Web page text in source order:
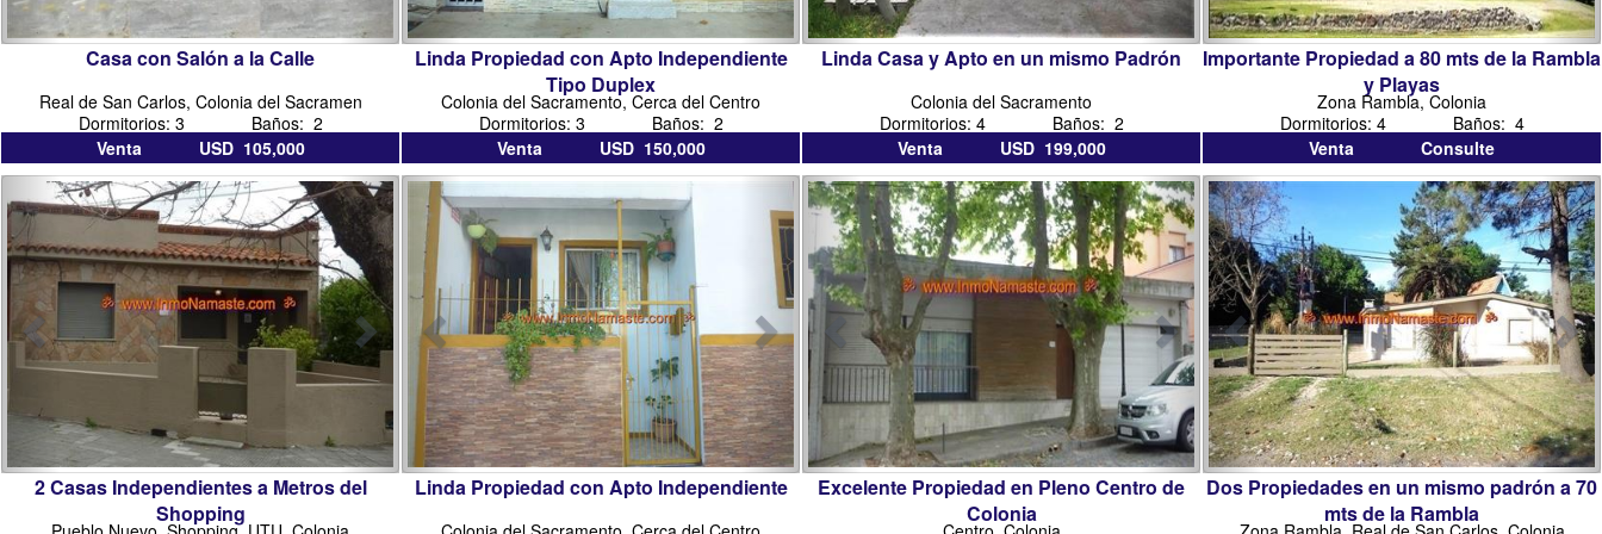
Casa con Salón a la Calle
Real de San Carlos, Colonia del Sacramen
Dormitorios: 3 Baños: 2
Venta USD 105,000
Linda Propiedad con Apto Independiente
Tipo Duplex
Colonia del Sacramento, Cerca del Centro
Dormitorios: 3 Baños: 2
Venta USD 150,000
Linda Casa y Apto en un mismo Padrón
Colonia del Sacramento
Dormitorios: 4 Baños: 2
Venta USD 199,000
Importante Propiedad a 80 mts de la Rambla
y Playas
Zona Rambla, Colonia
Dormitorios: 4 Baños: 4
Venta Consulte
inmobiliarias
en
colonia
del
sacramento
inmobiliaria
colonia
2 Casas Independientes a Metros del
Shopping
inmobiliarias
en
colonia
del
sacramento
inmobiliaria
colonia
Linda Propiedad con Apto Independiente
inmobiliarias
en
colonia
del
sacramento
inmobiliaria
colonia
Excelente Propiedad en Pleno Centro de
Colonia
inmobiliarias
en
colonia
del
sacramento
Dos Propiedades en un mismo padrón a 70
mts de la Rambla